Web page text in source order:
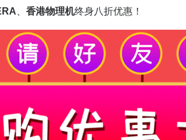
香港物理机终身八折优惠！